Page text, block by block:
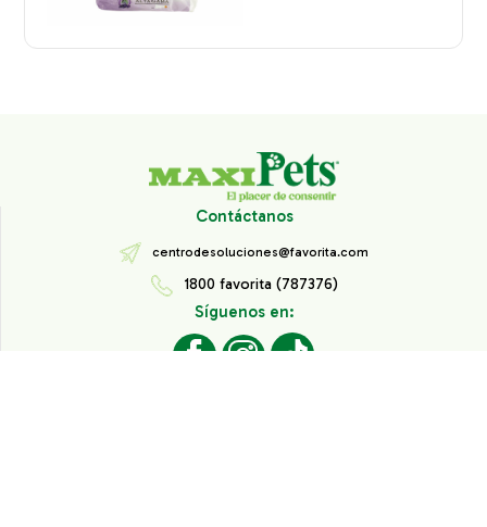
Contáctanos
centrodesoluciones@favorita.com
1800 favorita (787376)
Síguenos en: